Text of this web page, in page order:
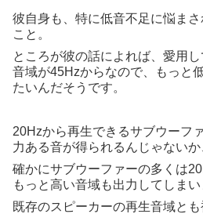
彼自身も、特に低音不足に悩ま
こと。
ところが彼の話によれば、愛用
音域が45Hzからなので、もっと
たいんだそうです。
20Hzから再生できるサブウーフ
力ある音が得られるんじゃないか
確かにサブウーファーの多くは
もっと高い音域も出力してしまい
既存のスピーカーの再生音域と